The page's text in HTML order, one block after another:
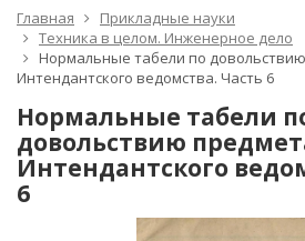
Главная
Прикладные науки
Техника в целом. Инженерное дело
Нормальные табели по
Интендантского ведомства. Часть 6
Нормальные табели
довольствию
Интендантского
6